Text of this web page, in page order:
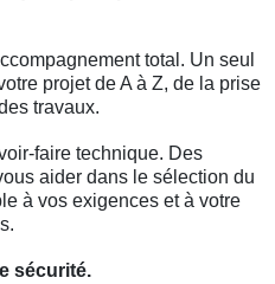
total. Un seul
projet de A à Z, de la prise
travaux.
faire technique. Des
aider dans le sélection du
à vos exigences et à votre
sécurité.